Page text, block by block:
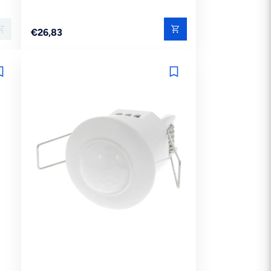
Reguliere
€26,83